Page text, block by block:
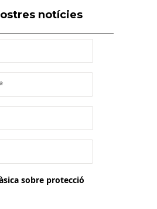
notícies
sobre protecció